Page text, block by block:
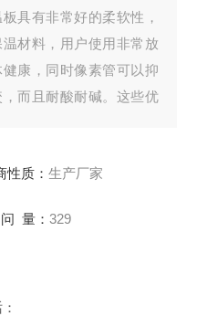
具有非常好的柔软性，
材料，用户使用非常放
康，同时像素管可以抑
而且耐酸耐碱。这些优
性质： 生产厂家
量： 329